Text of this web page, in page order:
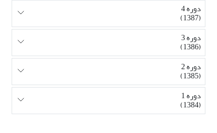
دوره 4
(1387)
دوره 3
(1386)
دوره 2
(1385)
دوره 1
(1384)